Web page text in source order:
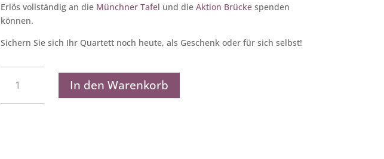
Erlös vollständig an die Münchner Tafel und die Aktion Brücke spenden
können.
Sichern Sie sich Ihr Quartett noch heute, als Geschenk oder für sich selbst!
Münchner
Gastronomiequartett
2024/25 In den Warenkorb